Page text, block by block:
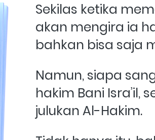
Sekilas ketika
akan mengira ia
bahkan bisa saja
Namun, siapa
hakim Bani Isra’il,
julukan Al-Hakim.